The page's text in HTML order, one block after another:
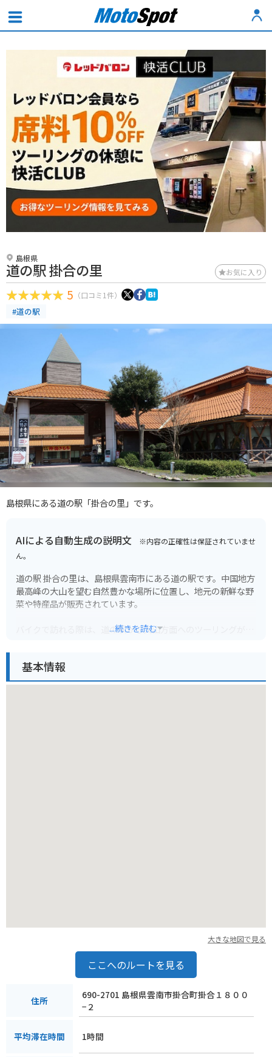
島根県
道の駅 掛合の里 お気に入り
5 （口コミ1件）
#道の駅
島根県にある道の駅「掛合の里」です。
AIによる自動生成の説明文 ※内容の正確性は保証されていませ
ん。
道の駅 掛合の里は、島根県雲南市にある道の駅です。中国地方
最高峰の大山を望む自然豊かな場所に位置し、地元の新鮮な野
菜や特産品が販売されています。
バイクで訪れる際は、道の駅から大山方面へのツーリングがお
お花見スポットとしても人気です。
...続きを読む
基本情報
大きな地図で見る
ここへのルートを見る
住所
690-2701 島根県雲南市掛合町掛合１８００
−２
平均滞在時間 1時間